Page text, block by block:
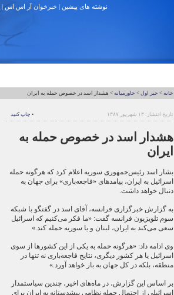
نوشته های پیشین | خبرخوان آر اس اس|
خانه > خبر اول > خاورمیانه > هشدار اسد در خصوص حمله به ایران
تاریخ انتشار: ۱۳ شهریور ۱۳۸۷ • چاپ کنید
هشدار اسد در خصوص حمله به
ایران
بشار اسد رئیس‌جمهوری سوریه اعلام کرد که هرگونه حمله
اسرائیل به ایران، پیامدهای «فاجعه‌باری» برای جهان به
دنبال خواهد داشت.
به گزارش خبرگزاری فرانسه، آقای اسد در گفتگو با شبکه
سوم تلویزیون فرانسه گفت: «ما فکر می‌کنیم که اسرائیل
سعی می‌کند به ایران، لبنان و یا سوریه حمله کند.»
وی ادامه داد: «هرگونه حمله به یکی از این کشورها از سوی
اسرائیل یا هر کشور دیگری، نتایج فاجعه‌باری نه تنها در
منطقه، بلکه در کل جهان به بار خواهد آورد.»
بر اساس این گزارش، در ماه‌های اخیر، چندین سیاستمدار
اسرائیلی از احتمال حمله نظامی پیشدستانه به ایران برای